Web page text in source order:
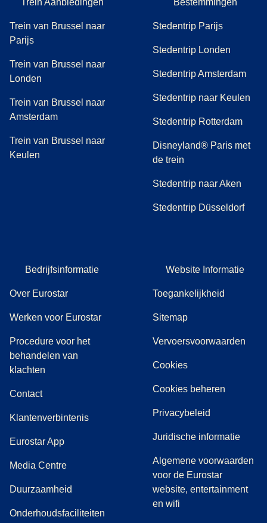
Trein Aanbiedingen
Trein van Brussel naar
Parijs
Trein van Brussel naar
Londen
Trein van Brussel naar
Amsterdam
Trein van Brussel naar
Keulen
Bestemmingen
Stedentrip Parijs
Stedentrip Londen
Stedentrip Amsterdam
Stedentrip naar Keulen
Stedentrip Rotterdam
Disneyland® Paris met
de trein
Stedentrip naar Aken
Stedentrip Düsseldorf
Bedrijfsinformatie
Over Eurostar
Werken voor Eurostar
Procedure voor het
behandelen van
klachten
Contact
Klantenverbintenis
Eurostar App
Media Centre( opent in een nieuwe tab)
Duurzaamheid
Onderhoudsfaciliteiten
Website Informatie
Toegankelijkheid
Sitemap
Vervoersvoorwaarden
Cookies
Cookies beheren
Privacybeleid
Juridische informatie
Algemene voorwaarden
voor de Eurostar
website, entertainment
en wifi